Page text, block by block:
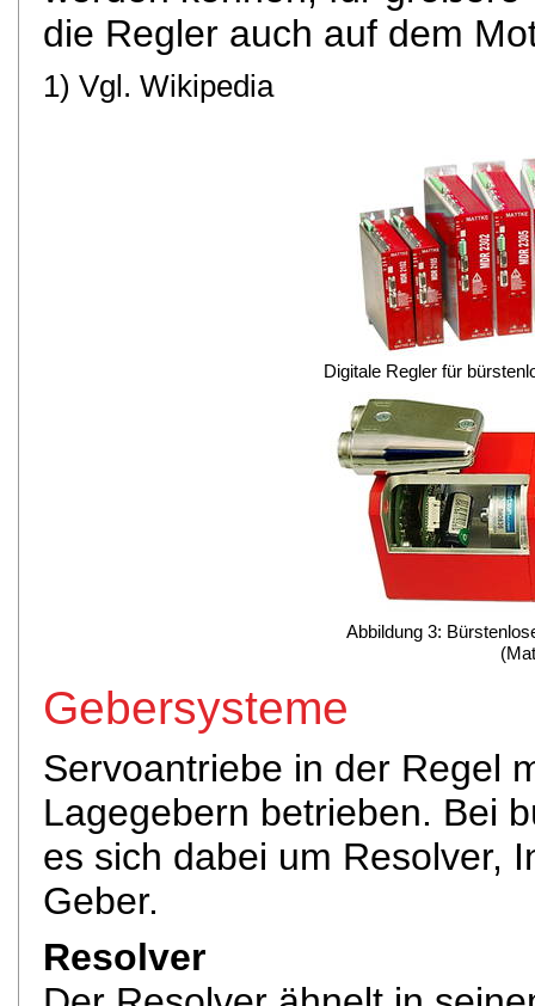
die Regler auch auf dem
1) Vgl. Wikipedia
Digitale Regler für
Abbildung 3:
Gebersysteme
Servoantriebe in der Regel
Lagegebern betrieben. Bei
es sich dabei um Resolver,
Geber.
Resolver